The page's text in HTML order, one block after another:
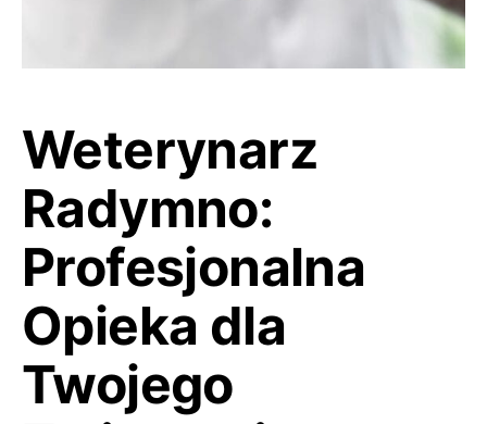
Weterynarz
Radymno:
Profesjonalna
Opieka dla
Twojego